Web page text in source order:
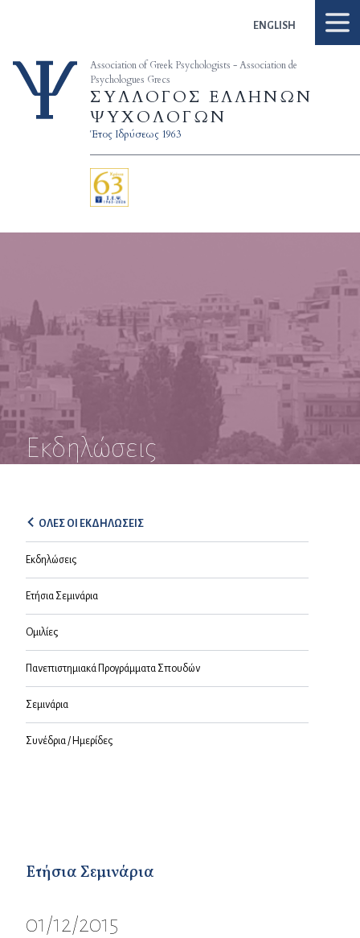
ENGLISH
Association of Greek Psychologists - Association de
Psychologues Grecs
ΣΥΛΛΟΓΟΣ ΕΛΛΗΝΩΝ
ΨΥΧΟΛΟΓΩΝ
Έτος Ιδρύσεως 1963
Εκδηλώσεις
ΟΛΕΣ ΟΙ ΕΚΔΗΛΩΣΕΙΣ
Εκδηλώσεις
Ετήσια Σεμινάρια
Ομιλίες
Πανεπιστημιακά Προγράμματα Σπουδών
Σεμινάρια
Συνέδρια / Ημερίδες
Ετήσια Σεμινάρια
01/12/2015